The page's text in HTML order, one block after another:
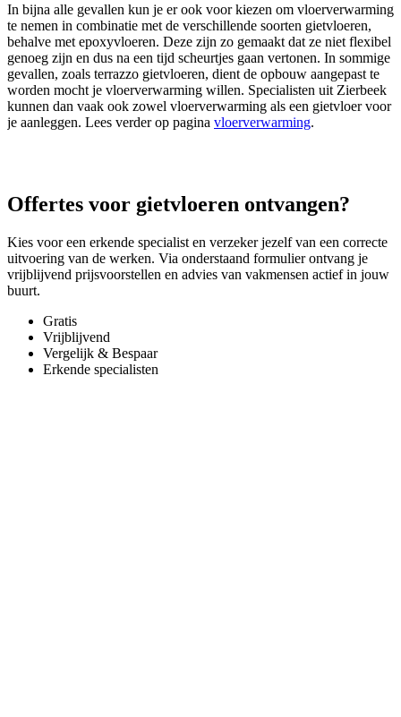
In bijna alle gevallen kun je er ook voor kiezen om vloerverwarming
te nemen in combinatie met de verschillende soorten gietvloeren,
behalve met epoxyvloeren. Deze zijn zo gemaakt dat ze niet flexibel
genoeg zijn en dus na een tijd scheurtjes gaan vertonen. In sommige
gevallen, zoals terrazzo gietvloeren, dient de opbouw aangepast te
worden mocht je vloerverwarming willen. Specialisten uit Zierbeek
kunnen dan vaak ook zowel vloerverwarming als een gietvloer voor
je aanleggen. Lees verder op pagina vloerverwarming.
Offertes voor gietvloeren ontvangen?
Kies voor een erkende specialist en verzeker jezelf van een correcte
uitvoering van de werken. Via onderstaand formulier ontvang je
vrijblijvend prijsvoorstellen en advies van vakmensen actief in jouw
buurt.
Gratis
Vrijblijvend
Vergelijk & Bespaar
Erkende specialisten